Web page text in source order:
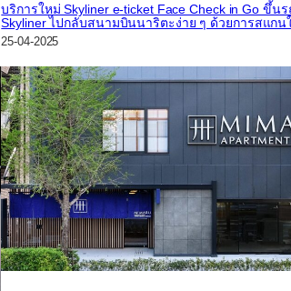
บริการใหม่ Skyliner e-ticket Face Check in Go ขึ้นร
Skyliner ไปกลับสนามบินนาริตะง่าย ๆ ด้วยการสแกน
25-04-2025